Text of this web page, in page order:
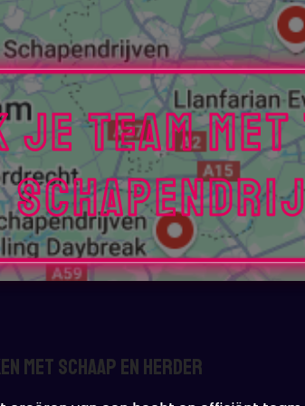
Team
met Schaap en Herder